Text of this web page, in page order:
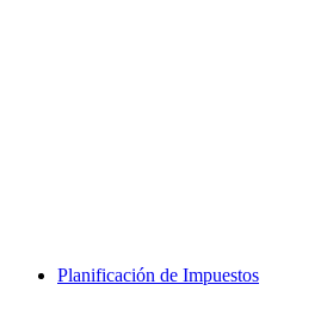
Planificación de Impuestos